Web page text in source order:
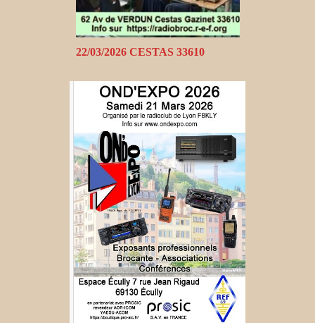
22/03/2026 CESTAS 33610